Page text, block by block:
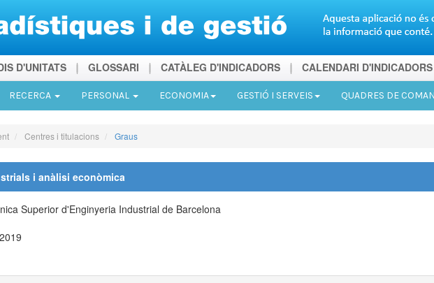
D'UNITATS GLOSSARI CATÀLEG D'INDICADORS CALENDARI D'INDICADORS
RECERCA PERSONAL ECONOMIA GESTIÓ I SERVEIS QUADRES DE
Centres i titulacions Graus
i anàlisi econòmica
Superior d'Enginyeria Industrial de Barcelona